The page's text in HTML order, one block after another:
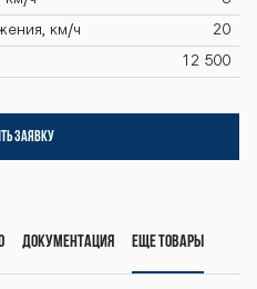
gs40
gs
км/ч 20
12 500
ЗАЯВКУ
Документация Еще товары